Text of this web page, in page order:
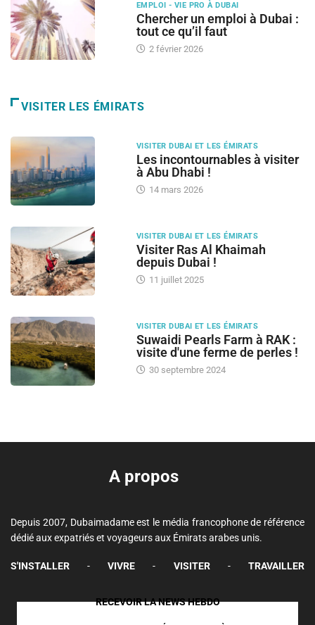
EMPLOI - VIE PRO À DUBAI
Chercher un emploi à Dubai :
tout ce qu’il faut
2 février 2026
VISITER LES ÉMIRATS
VISITER DUBAI ET LES ÉMIRATS
Les incontournables à visiter
à Abu Dhabi !
14 mars 2026
VISITER DUBAI ET LES ÉMIRATS
Visiter Ras Al Khaimah
depuis Dubai !
11 juillet 2025
VISITER DUBAI ET LES ÉMIRATS
Suwaidi Pearls Farm à RAK :
visite d'une ferme de perles !
30 septembre 2024
A propos
Depuis 2007, Dubaimadame est le média francophone de référence
dédié aux expatriés et voyageurs aux Émirats arabes unis.
S'INSTALLER - VIVRE - VISITER - TRAVAILLER
RECEVOIR LA NEWS HEBDO